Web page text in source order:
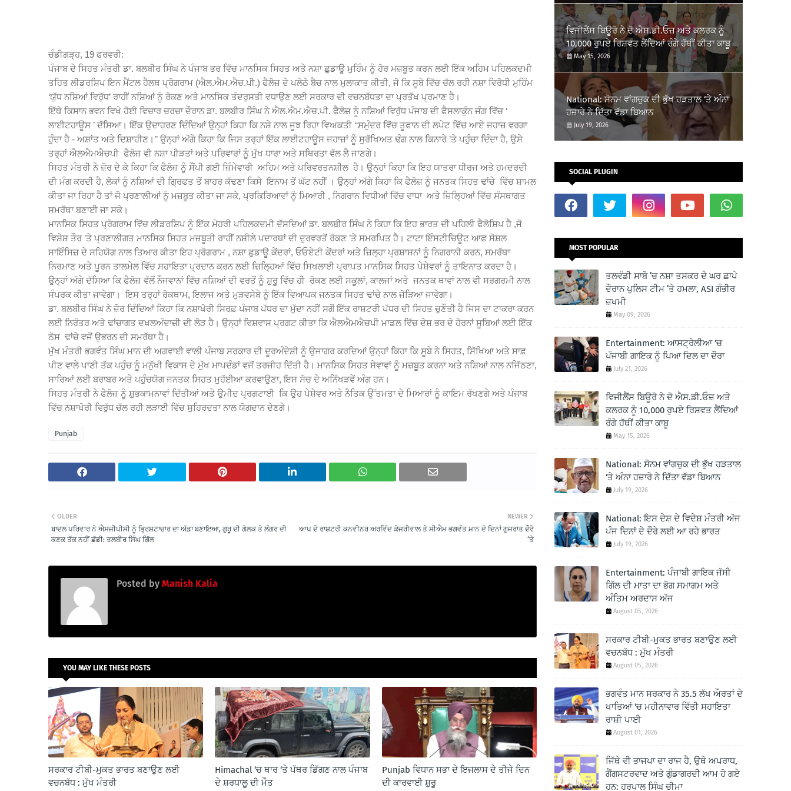
ਚੰਡੀਗੜ੍ਹ, 19 ਫਰਵਰੀ:
ਪੰਜਾਬ ਦੇ ਸਿਹਤ ਮੰਤਰੀ ਡਾ. ਬਲਬੀਰ ਸਿੰਘ ਨੇ ਪੰਜਾਬ ਭਰ ਵਿੱਚ ਮਾਨਸਿਕ ਸਿਹਤ ਅਤੇ ਨਸ਼ਾ ਛੁਡਾਊ ਮੁਹਿੰਮ ਨੂੰ ਹੋਰ ਮਜ਼ਬੂਤ ਕਰਨ ਲਈ ਇੱਕ ਅਹਿਮ ਪਹਿਲਕਦਮੀ
ਤਹਿਤ ਲੀਡਰਸ਼ਿਪ ਇਨ ਮੈਂਟਲ ਹੈਲਥ ਪ੍ਰੋਗਰਾਮ (ਐਲ.ਐਮ.ਐਚ.ਪੀ.) ਫੈਲੋਜ਼ ਦੇ ਪਲੇਠੇ ਬੈਚ ਨਾਲ ਮੁਲਾਕਾਤ ਕੀਤੀ, ਜੋ ਕਿ ਸੂਬੇ ਵਿੱਚ ਚੱਲ ਰਹੀ ਨਸ਼ਾ ਵਿਰੋਧੀ ਮੁਹਿੰਮ
‘ਯੁੱਧ ਨਸ਼ਿਆਂ ਵਿਰੁੱਧ’ ਰਾਹੀਂ ਨਸ਼ਿਆਂ ਨੂੰ ਰੋਕਣ ਅਤੇ ਮਾਨਸਿਕ ਤੰਦਰੁਸਤੀ ਵਧਾਉਣ ਲਈ ਸਰਕਾਰ ਦੀ ਵਚਨਬੱਧਤਾ ਦਾ ਪ੍ਰਤੱਖ ਪ੍ਰਮਾਣ ਹੈ।
ਇੱਥੇ ਕਿਸਾਨ ਭਵਨ ਵਿਖੇ ਹੋਈ ਵਿਚਾਰ ਚਰਚਾ ਦੌਰਾਨ ਡਾ. ਬਲਬੀਰ ਸਿੰਘ ਨੇ ਐਲ.ਐਮ.ਐਚ.ਪੀ. ਫੈਲੋਜ਼ ਨੂੰ ਨਸ਼ਿਆਂ ਵਿਰੁੱਧ ਪੰਜਾਬ ਦੀ ਫੈਸਲਾਕੁੰਨ ਜੰਗ ਵਿੱਚ ‘
ਲਾਈਟਹਾਊਸ ’ ਦੱਸਿਆ। ਇੱਕ ਉਦਾਹਰਣ ਦਿੰਦਿਆਂ ਉਨ੍ਹਾਂ ਕਿਹਾ ਕਿ ਨਸ਼ੇ ਨਾਲ ਜੂਝ ਰਿਹਾ ਵਿਅਕਤੀ ‘‘ਸਮੁੰਦਰ ਵਿੱਚ ਤੂਫਾਨ ਦੀ ਲਪੇਟ ਵਿੱਚ ਆਏ ਜਹਾਜ਼ ਵਰਗਾ
ਹੁੰਦਾ ਹੈ - ਅਸ਼ਾਂਤ ਅਤੇ ਦਿਸ਼ਾਹੀਣ।’’ ਉਨ੍ਹਾਂ ਅੱਗੇ ਕਿਹਾ ਕਿ ਜਿਸ ਤਰ੍ਹਾਂ ਇੱਕ ਲਾਈਟਹਾਊਸ ਜਹਾਜ਼ਾਂ ਨੂੰ ਸੁਰੱਖਿਅਤ ਢੰਗ ਨਾਲ ਕਿਨਾਰੇ ’ਤੇ ਪਹੁੰਚਾ ਦਿੰਦਾ ਹੈ, ਉਸੇ
ਤਰ੍ਹਾਂ ਐਲਐਮਐਚਪੀ ਫੈਲੋਜ਼ ਵੀ ਨਸ਼ਾ ਪੀੜਤਾਂ ਅਤੇ ਪਰਿਵਾਰਾਂ ਨੂੰ ਮੁੱਖ ਧਾਰਾ ਅਤੇ ਸਥਿਰਤਾ ਵੱਲ ਲੈ ਜਾਣਗੇ।
ਸਿਹਤ ਮੰਤਰੀ ਨੇ ਜ਼ੋਰ ਦੇ ਕੇ ਕਿਹਾ ਕਿ ਫੈਲੋਜ਼ ਨੂੰ ਸੌਂਪੀ ਗਈ ਜ਼ਿੰਮੇਵਾਰੀ ਅਹਿਮ ਅਤੇ ਪਰਿਵਰਤਨਸ਼ੀਲ ਹੈ। ਉਨ੍ਹਾਂ ਕਿਹਾ ਕਿ ਇਹ ਯਾਤਰਾ ਧੀਰਜ ਅਤੇ ਹਮਦਰਦੀ
ਦੀ ਮੰਗ ਕਰਦੀ ਹੈ, ਲੋਕਾਂ ਨੂੰ ਨਸ਼ਿਆਂ ਦੀ ਗ੍ਰਿਫਤ ਤੋਂ ਬਾਹਰ ਕੱਢਣਾ ਕਿਸੇ ਇਨਾਮ ਤੋਂ ਘੱਟ ਨਹੀਂ । ਉਨ੍ਹਾਂ ਅੱਗੇ ਕਿਹਾ ਕਿ ਫੈਲੋਜ਼ ਨੂੰ ਜਨਤਕ ਸਿਹਤ ਢਾਂਚੇ ਵਿੱਚ ਸ਼ਾਮਲ
ਕੀਤਾ ਜਾ ਰਿਹਾ ਹੈ ਤਾਂ ਜੋ ਪ੍ਰਣਾਲੀਆਂ ਨੂੰ ਮਜ਼ਬੂਤ ਕੀਤਾ ਜਾ ਸਕੇ, ਪ੍ਰਕਿਰਿਆਵਾਂ ਨੂੰ ਮਿਆਰੀ , ਨਿਗਰਾਨ ਵਿਧੀਆਂ ਵਿੱਚ ਵਾਧਾ ਅਤੇ ਜ਼ਿਲਿ੍ਹਆਂ ਵਿੱਚ ਸੰਸਥਾਗਤ
ਸਮਰੱਥਾ ਬਣਾਈ ਜਾ ਸਕੇ।
ਮਾਨਸਿਕ ਸਿਹਤ ਪ੍ਰੋਗਰਾਮ ਵਿੱਚ ਲੀਡਰਸ਼ਿਪ ਨੂੰ ਇੱਕ ਮੋਹਰੀ ਪਹਿਲਕਦਮੀ ਦੱਸਦਿਆਂ ਡਾ. ਬਲਬੀਰ ਸਿੰਘ ਨੇ ਕਿਹਾ ਕਿ ਇਹ ਭਾਰਤ ਦੀ ਪਹਿਲੀ ਫੈਲੋਸ਼ਿਪ ਹੈ ,ਜੋ
ਵਿਸ਼ੇਸ਼ ਤੌਰ ’ਤੇ ਪ੍ਰਣਾਲੀਗਤ ਮਾਨਸਿਕ ਸਿਹਤ ਮਜ਼ਬੂਤੀ ਰਾਹੀਂ ਨਸ਼ੀਲੇ ਪਦਾਰਥਾਂ ਦੀ ਦੁਰਵਰਤੋਂ ਰੋਕਣ ’ਤੇ ਸਮਰਪਿਤ ਹੈ। ਟਾਟਾ ਇੰਸਟੀਚਿਊਟ ਆਫ਼ ਸੋਸ਼ਲ
ਸਾਇੰਸਿਜ਼ ਦੇ ਸਹਿਯੋਗ ਨਾਲ ਤਿਆਰ ਕੀਤਾ ਇਹ ਪ੍ਰੋਗਰਾਮ , ਨਸ਼ਾ ਛੁਡਾਊ ਕੇਂਦਰਾਂ, ਓਓਏਟੀ ਕੇਂਦਰਾਂ ਅਤੇ ਜ਼ਿਲ੍ਹਾ ਪ੍ਰਸ਼ਾਸਨਾਂ ਨੂੰ ਨਿਗਰਾਨੀ ਕਰਨ, ਸਮਰੱਥਾ
ਨਿਰਮਾਣ ਅਤੇ ਪੂਰਨ ਤਾਲਮੇਲ ਵਿੱਚ ਸਹਾਇਤਾ ਪ੍ਰਦਾਨ ਕਰਨ ਲਈ ਜ਼ਿਲਿ੍ਹਆਂ ਵਿੱਚ ਸਿਖਲਾਈ ਪ੍ਰਾਪਤ ਮਾਨਸਿਕ ਸਿਹਤ ਪੇਸ਼ੇਵਰਾਂ ਨੂੰ ਤਾਇਨਾਤ ਕਰਦਾ ਹੈ।
ਉਨ੍ਹਾਂ ਅੱਗੇ ਦੱਸਿਆ ਕਿ ਫੈਲੋਜ਼ ਵੱਲੋਂ ਨੌਜਵਾਨਾਂ ਵਿੱਚ ਨਸ਼ਿਆਂ ਦੀ ਵਰਤੋਂ ਨੂੰ ਸ਼ੁਰੂ ਵਿੱਚ ਹੀ ਰੋਕਣ ਲਈ ਸਕੂਲਾਂ, ਕਾਲਜਾਂ ਅਤੇ ਜਨਤਕ ਥਾਵਾਂ ਨਾਲ ਵੀ ਸਰਗਰਮੀ ਨਾਲ
ਸੰਪਰਕ ਕੀਤਾ ਜਾਵੇਗਾ। ਇਸ ਤਰ੍ਹਾਂ ਰੋਕਥਾਮ, ਇਲਾਜ ਅਤੇ ਮੁੜਵਸੇਬੇ ਨੂੰ ਇੱਕ ਵਿਆਪਕ ਜਨਤਕ ਸਿਹਤ ਢਾਂਚੇ ਨਾਲ ਜੋੜਿਆ ਜਾਵੇਗਾ।
ਡਾ. ਬਲਬੀਰ ਸਿੰਘ ਨੇ ਜ਼ੋਰ ਦਿੰਦਿਆਂ ਕਿਹਾ ਕਿ ਨਸ਼ਾਖੋਰੀ ਸਿਰਫ਼ ਪੰਜਾਬ ਪੱਧਰ ਦਾ ਮੁੱਦਾ ਨਹੀਂ ਸਗੋਂ ਇੱਕ ਰਾਸ਼ਟਰੀ ਪੱਧਰ ਦੀ ਸਿਹਤ ਚੁਣੌਤੀ ਹੈ ਜਿਸ ਦਾ ਟਾਕਰਾ ਕਰਨ
ਲਈ ਨਿਰੰਤਰ ਅਤੇ ਢਾਂਚਾਗਤ ਦਖਲਅੰਦਾਜ਼ੀ ਦੀ ਲੋੜ ਹੈ। ਉਨ੍ਹਾਂ ਵਿਸ਼ਵਾਸ ਪ੍ਰਗਟ ਕੀਤਾ ਕਿ ਐਲਐਮਐਚਪੀ ਮਾਡਲ ਵਿੱਚ ਦੇਸ਼ ਭਰ ਦੇ ਹੋਰਨਾਂ ਸੂਬਿਆਂ ਲਈ ਇੱਕ
ਠੋਸ ਢਾਂਚੇ ਵਜੋਂ ਉਭਰਨ ਦੀ ਸਮਰੱਥਾ ਹੈ।
ਮੁੱਖ ਮੰਤਰੀ ਭਗਵੰਤ ਸਿੰਘ ਮਾਨ ਦੀ ਅਗਵਾਈ ਵਾਲੀ ਪੰਜਾਬ ਸਰਕਾਰ ਦੀ ਦੂਰਅੰਦੇਸ਼ੀ ਨੂੰ ਉਜਾਗਰ ਕਰਦਿਆਂ ਉਨ੍ਹਾਂ ਕਿਹਾ ਕਿ ਸੂਬੇ ਨੇ ਸਿਹਤ, ਸਿੱਖਿਆ ਅਤੇ ਸਾਫ਼
ਪੀਣ ਵਾਲੇ ਪਾਣੀ ਤੱਕ ਪਹੁੰਚ ਨੂੰ ਮਨੁੱਖੀ ਵਿਕਾਸ ਦੇ ਮੁੱਖ ਮਾਪਦੰਡਾਂ ਵਜੋਂ ਤਰਜੀਹ ਦਿੱਤੀ ਹੈ। ਮਾਨਸਿਕ ਸਿਹਤ ਸੇਵਾਵਾਂ ਨੂੰ ਮਜ਼ਬੂਤ ਕਰਨਾ ਅਤੇ ਨਸ਼ਿਆਂ ਨਾਲ ਨਜਿੱਠਣਾ,
ਸਾਰਿਆਂ ਲਈ ਬਰਾਬਰ ਅਤੇ ਪਹੁੰਚਯੋਗ ਜਨਤਕ ਸਿਹਤ ਮੁਹੱਈਆ ਕਰਵਾਉਣਾ, ਇਸ ਸੋਚ ਦੇ ਅਨਿੱਖੜਵੇਂ ਅੰਗ ਹਨ।
ਸਿਹਤ ਮੰਤਰੀ ਨੇ ਫੈਲੋਜ਼ ਨੂੰ ਸ਼ੁਭਕਾਮਨਾਵਾਂ ਦਿੱਤੀਆਂ ਅਤੇ ਉਮੀਦ ਪ੍ਰਗਟਾਈ ਕਿ ਉਹ ਪੇਸ਼ੇਵਰ ਅਤੇ ਨੈਤਿਕ ਉੱਤਮਤਾ ਦੇ ਮਿਆਰਾਂ ਨੂੰ ਕਾਇਮ ਰੱਖਣਗੇ ਅਤੇ ਪੰਜਾਬ
ਵਿੱਚ ਨਸ਼ਾਖੋਰੀ ਵਿਰੁੱਧ ਚੱਲ ਰਹੀ ਲੜਾਈ ਵਿੱਚ ਸੁਹਿਰਦਤਾ ਨਾਲ ਯੋਗਦਾਨ ਦੇਣਗੇ।
Punjab
NEWER
ਆਪ ਦੇ ਰਾਸ਼ਟਰੀ ਕਨਵੀਨਰ ਅਰਵਿੰਦ ਕੇਜਰੀਵਾਲ ਤੇ ਸੀਐਮ ਭਗਵੰਤ ਮਾਨ ਦੋ ਦਿਨਾਂ ਗੁਜਰਾਤ ਦੌਰੇ
‘ਤੇ
OLDER
ਬਾਦਲ ਪਰਿਵਾਰ ਨੇ ਐਸਜੀਪੀਸੀ ਨੂੰ ਭ੍ਰਿਸ਼ਟਾਚਾਰ ਦਾ ਅੱਡਾ ਬਣਾਇਆ, ਗੁਰੂ ਦੀ ਗੋਲਕ ਤੇ ਲੰਗਰ ਦੀ
ਕਣਕ ਤੱਕ ਨਹੀਂ ਛੱਡੀ: ਤਲਬੀਰ ਸਿੰਘ ਗਿੱਲ
Posted by Manish Kalia
YOU MAY LIKE THESE POSTS
ਸਰਕਾਰ ਟੀਬੀ-ਮੁਕਤ ਭਾਰਤ ਬਣਾਉਣ ਲਈ
ਵਚਨਬੱਧ : ਮੁੱਖ ਮੰਤਰੀ
Himachal ‘ਚ ਥਾਰ ‘ਤੇ ਪੱਥਰ ਡਿੱਗਣ ਨਾਲ ਪੰਜਾਬ
ਦੇ ਸ਼ਰਧਾਲੂ ਦੀ ਮੌਤ
Punjab ਵਿਧਾਨ ਸਭਾ ਦੇ ਇਜਲਾਸ ਦੇ ਤੀਜੇ ਦਿਨ
ਦੀ ਕਾਰਵਾਈ ਸ਼ੁਰੂ
ਵਿਜੀਲੈਂਸ ਬਿਊਰੋ ਨੇ ਦੋ ਐਸ.ਡੀ.ਓਜ਼ ਅਤੇ ਕਲਰਕ ਨੂੰ
10,000 ਰੁਪਏ ਰਿਸ਼ਵਤ ਲੈਂਦਿਆਂ ਰੰਗੇ ਹੱਥੀਂ ਕੀਤਾ ਕਾਬੂ
May 15, 2026
National: ਸੋਨਮ ਵਾਂਗਚੁਕ ਦੀ ਭੁੱਖ ਹੜਤਾਲ ‘ਤੇ ਅੰਨਾ
ਹਜ਼ਾਰੇ ਨੇ ਦਿੱਤਾ ਵੱਡਾ ਬਿਆਨ
July 19, 2026
SOCIAL PLUGIN
MOST POPULAR
ਤਲਵੰਡੀ ਸਾਬੋ ’ਚ ਨਸ਼ਾ ਤਸਕਰ ਦੇ ਘਰ ਛਾਪੇ
ਦੌਰਾਨ ਪੁਲਿਸ ਟੀਮ ’ਤੇ ਹਮਲਾ, ASI ਗੰਭੀਰ
ਜ਼ਖਮੀ
May 09, 2026
Entertainment: ਆਸਟ੍ਰੇਲੀਆ ‘ਚ
ਪੰਜਾਬੀ ਗਾਇਕ ਨੂੰ ਪਿਆ ਦਿਲ ਦਾ ਦੌਰਾ
July 21, 2026
ਵਿਜੀਲੈਂਸ ਬਿਊਰੋ ਨੇ ਦੋ ਐਸ.ਡੀ.ਓਜ਼ ਅਤੇ
ਕਲਰਕ ਨੂੰ 10,000 ਰੁਪਏ ਰਿਸ਼ਵਤ ਲੈਂਦਿਆਂ
ਰੰਗੇ ਹੱਥੀਂ ਕੀਤਾ ਕਾਬੂ
May 15, 2026
National: ਸੋਨਮ ਵਾਂਗਚੁਕ ਦੀ ਭੁੱਖ ਹੜਤਾਲ
‘ਤੇ ਅੰਨਾ ਹਜ਼ਾਰੇ ਨੇ ਦਿੱਤਾ ਵੱਡਾ ਬਿਆਨ
July 19, 2026
National: ਇਸ ਦੇਸ਼ ਦੇ ਵਿਦੇਸ਼ ਮੰਤਰੀ ਅੱਜ
ਪੰਜ ਦਿਨਾਂ ਦੇ ਦੌਰੇ ਲਈ ਆ ਰਹੇ ਭਾਰਤ
July 19, 2026
Entertainment: ਪੰਜਾਬੀ ਗਾਇਕ ਜੱਸੀ
ਗਿੱਲ ਦੀ ਮਾਤਾ ਦਾ ਭੋਗ ਸਮਾਗਮ ਅਤੇ
ਅੰਤਿਮ ਅਰਦਾਸ ਅੱਜ
August 05, 2026
ਸਰਕਾਰ ਟੀਬੀ-ਮੁਕਤ ਭਾਰਤ ਬਣਾਉਣ ਲਈ
ਵਚਨਬੱਧ : ਮੁੱਖ ਮੰਤਰੀ
August 05, 2026
ਭਗਵੰਤ ਮਾਨ ਸਰਕਾਰ ਨੇ 35.5 ਲੱਖ ਔਰਤਾਂ ਦੇ
ਖਾਤਿਆਂ ‘ਚ ਮਹੀਨਾਵਾਰ ਵਿੱਤੀ ਸਹਾਇਤਾ
ਰਾਸ਼ੀ ਪਾਈ
August 01, 2026
ਜਿੱਥੇ ਵੀ ਭਾਜਪਾ ਦਾ ਰਾਜ ਹੈ, ਉਥੇ ਅਪਰਾਧ,
ਗੈਂਗਸਟਰਵਾਦ ਅਤੇ ਗੁੰਡਾਗਰਦੀ ਆਮ ਹੋ ਗਏ
ਹਨ: ਹਰਪਾਲ ਸਿੰਘ ਚੀਮਾ